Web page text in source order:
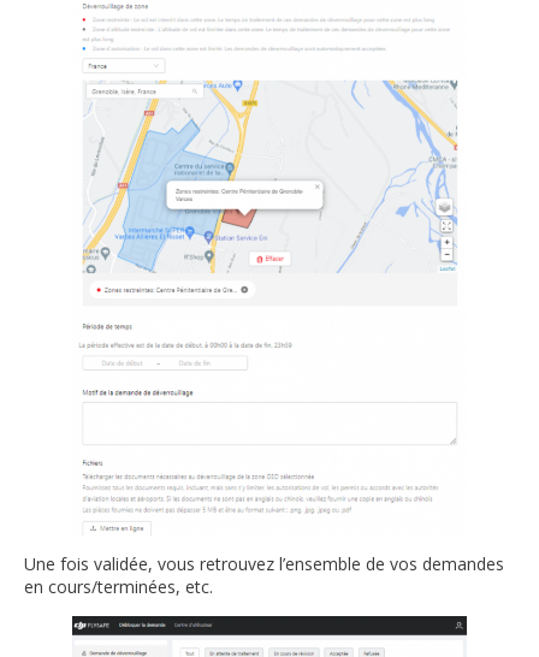
Une fois validée, vous retrouvez l’ensemble de vos demandes
en cours/terminées, etc.